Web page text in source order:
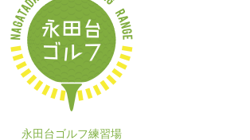
永田台ゴルフ練習場